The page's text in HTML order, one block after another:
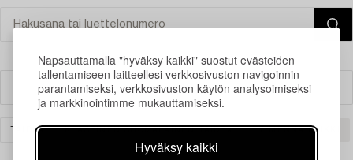
Napsauttamalla "hyväksy kaikki" suostut evästeiden
tallentamiseen laitteellesi verkkosivuston navigoinnin
parantamiseksi, verkkosivuston käytön analysoimiseksi
ja markkinointimme mukauttamiseksi.
Hyväksy kaikki
Suodatin
TAIDE KLASSINEN SUOMALAINEN TAIDE TYHJENNÄ KAIKKI